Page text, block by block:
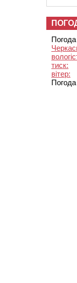
Погода
тиск:
вітер:
Погода